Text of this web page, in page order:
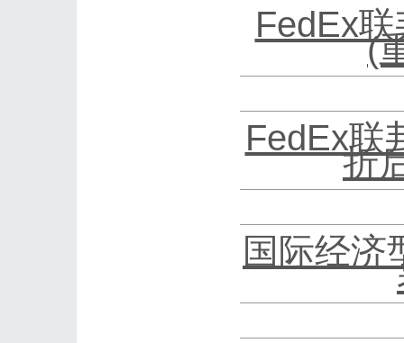
FedEx
(
FedEx联
折
国际经济